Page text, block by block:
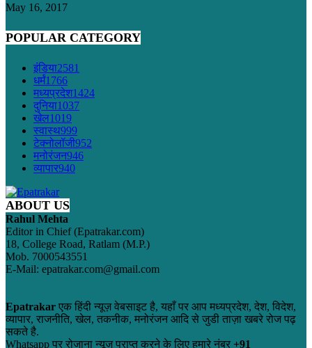
May 16, 2017
POPULAR CATEGORY
इंडिया2581
धर्मं1766
मध्यप्रदेश1424
दुनिया1037
खेल1019
स्वास्थ999
टेक्नोलॉजी952
मनोरंजन946
व्यापार940
ABOUT US
Rahul Mehta
Editor in Chief (Epatrakar.com)
18, College Road, Ratlam (M.P.)
Mob. 7000543551
E-Mail: epatrakar.com@gmail.com
Epatrakar एक हिंदी न्यूज़ वेबसाइट है, यहाँ पर आप मध्यप्रदेश, देश, विदेश,
व्यापार, राजनीति, खेल, तकनीक, मनोरंजन आदि से जुडी ताज़ा खबरे रोज पढ़
सकते है.
Whatsapp पर रोजाना न्यूज़ प्राप्त करने के लिए हमारे नंबर +91